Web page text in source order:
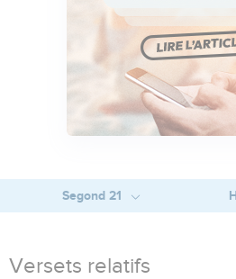
Segond 21
Versets relatifs